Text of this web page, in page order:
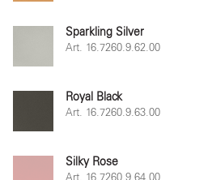
Sparkling Silver
Art. 16.7260.9.62.00
Royal Black
Art. 16.7260.9.63.00
Silky Rose
Art. 16.7260.9.64.00